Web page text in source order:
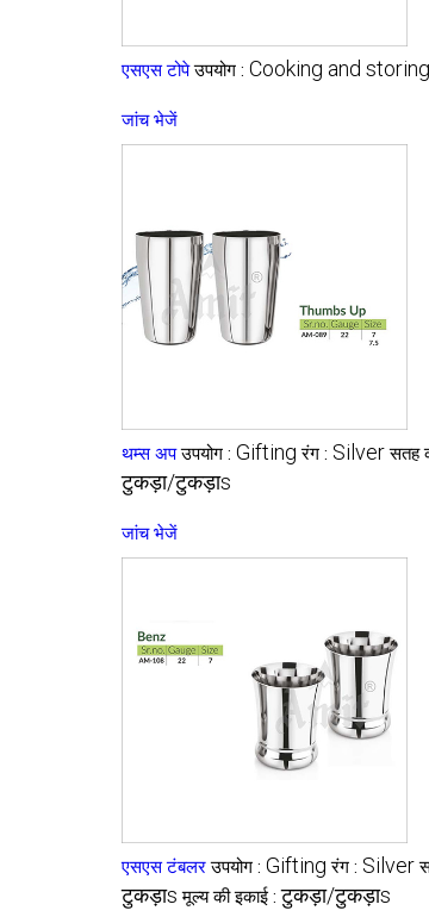
एसएस टोपे उपयोग : Cooking and storing
जांच भेजें
थम्स अप उपयोग : Gifting रंग : Silver सतह
टुकड़ा/टुकड़ाs
जांच भेजें
एसएस टंबलर उपयोग : Gifting रंग : Silver
टुकड़ाs मूल्य की इकाई :टुकड़ा/टुकड़ाs